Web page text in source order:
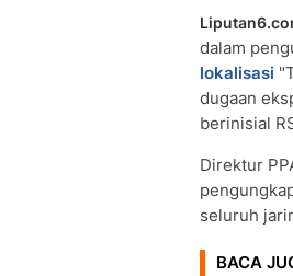
dalam
lokalisasi
dugaan
berinisial
Direktur
seluruh
BACA